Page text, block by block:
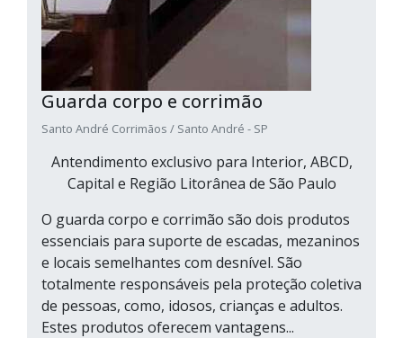
Guarda corpo e corrimão
Santo André Corrimãos / Santo André - SP
Antendimento exclusivo para Interior, ABCD,
Capital e Região Litorânea de São Paulo
O guarda corpo e corrimão são dois produtos
essenciais para suporte de escadas, mezaninos
e locais semelhantes com desnível. São
totalmente responsáveis pela proteção coletiva
de pessoas, como, idosos, crianças e adultos.
Estes produtos oferecem vantagens...